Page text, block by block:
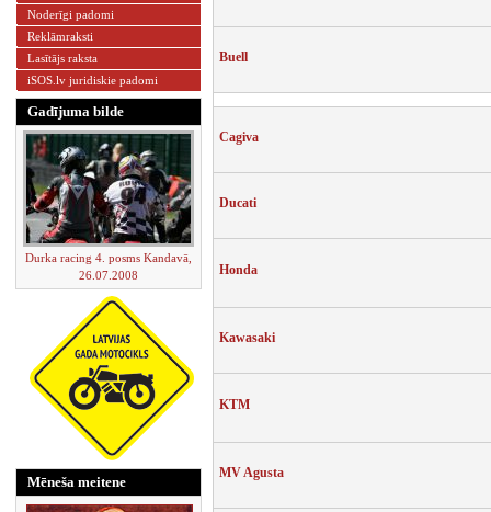
Noderīgi padomi
Reklāmraksti
Lasītājs raksta
iSOS.lv juridiskie padomi
Gadījuma bilde
Durka racing 4. posms Kandavā,
26.07.2008
Mēneša meitene
Buell
Cagiva
Ducati
Honda
Kawasaki
KTM
MV Agusta